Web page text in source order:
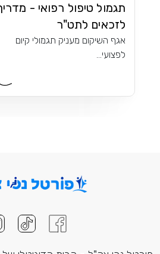
תגמול טיפול רפואי -
לזכאים לתט"ר
אגף השיקום מעניק תגמולי קיום
לפצועי...